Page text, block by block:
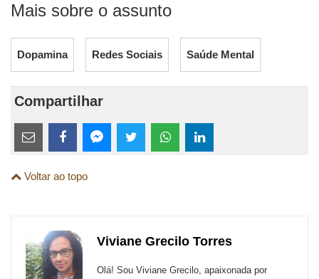
Mais sobre o assunto
Dopamina Redes Sociais Saúde Mental
Compartilhar
Estes
links
são
sites
esta
Email
esta
FacebookMessenger
TwitterWhatsApp
LinkedIn
Voltar ao topo
Viviane Grecilo Torres
Olá! Sou Viviane Grecilo, apaixonada por